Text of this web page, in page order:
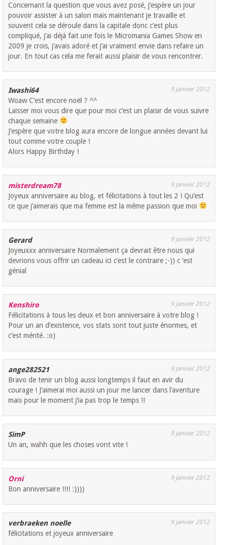
Concernant la question que vous avez posé, j’espère un jour
pouvoir assister à un salon mais maintenant je travaille et
souvent cela se déroule dans la capitale donc c’est plus
compliqué, j’ai déjà fait une fois le Micromania Games Show en
2009 je crois, j’avais adoré et j’ai vraiment envie dans refaire un
jour. En tout cas cela me ferait aussi plaisir de vous rencontrer.
Iwashi64 9 janvier 2012
Woaw C’est encore noël ? ^^
Laisser moi vous dire que pour moi c’est un plaisir de vous suivre
chaque semaine
J’espère que votre blog aura encore de longue années devant lui
tout comme votre couple !
Alors Happy Birthday !
misterdream78 9 janvier 2012
Joyeux anniversaire au blog, et félicitations à tout les 2 ! Qu’est
ce que j’aimerais que ma femme est la même passion que moi
Gerard 9 janvier 2012
Joyeuxxx anniversaire Normalement ça devrait être nous qui
devrions vous offrir un cadeau ici c’est le contraire ;-)) c ‘est
génial
Kenshiro 9 janvier 2012
Félicitations à tous les deux et bon anniversaire à votre blog !
Pour un an d’existence, vos stats sont tout juste énormes, et
c’est mérité. :o)
ange282521 9 janvier 2012
Bravo de tenir un blog aussi longtemps il faut en avir du
courage ! J’aimerai moi aussi un jour me lancer dans l’aventure
mais pour le moment j’ia pas trop le temps !!
SimP 9 janvier 2012
Un an, wahh que les choses vont vite !
Orni 9 janvier 2012
Bon anniversaire !!!! :))))
verbraeken noelle 9 janvier 2012
félicitations et joyeux anniversaire